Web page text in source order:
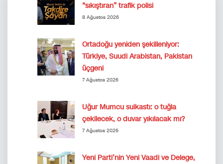
“sıkıştıran” trafik polisi
8 Ağustos 2026
Ortadoğu yeniden şekilleniyor:
Türkiye, Suudi Arabistan, Pakistan
üçgeni
7 Ağustos 2026
Uğur Mumcu suikastı: o tuğla
çekilecek, o duvar yıkılacak mı?
7 Ağustos 2026
Yeni Parti’nin Yeni Vaadi ve Delege,